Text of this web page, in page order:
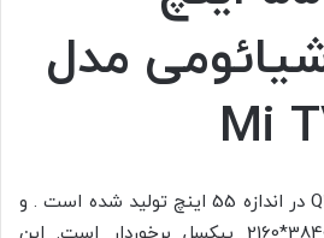
مدل
Mi
تلویزیون شیائومی Q1E 55 در اندازه 55 اینچ تولید شده است . و